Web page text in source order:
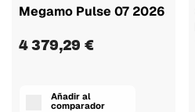
Megamo Pulse 07 2026
4 379,29 €
Añadir al
comparador